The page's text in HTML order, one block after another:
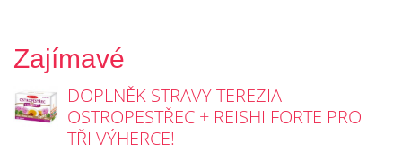
Zajímavé
DOPLNĚK STRAVY TEREZIA
OSTROPESTŘEC + REISHI FORTE PRO
TŘI VÝHERCE!